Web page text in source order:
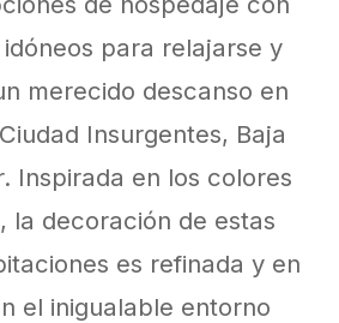
para relajarse y
merecido descanso en
Insurgentes, Baja
Inspirada en los colores
la decoración de estas
es refinada y en
el inigualable entorno